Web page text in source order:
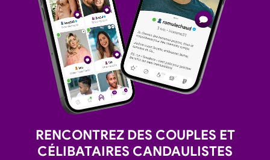
RENCONTREZ DES COUPLES ET
CÉLIBATAIRES CANDAULISTES